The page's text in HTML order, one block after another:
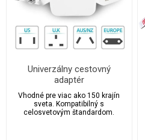
Univerzálny cestovný
adaptér
Vhodné pre viac ako 150 krajín
sveta. Kompatibilný s
celosvetovým štandardom.